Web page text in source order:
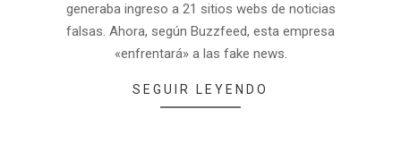
generaba ingreso a 21 sitios webs de noticias
falsas. Ahora, según Buzzfeed, esta empresa
«enfrentará» a las fake news.
SEGUIR LEYENDO